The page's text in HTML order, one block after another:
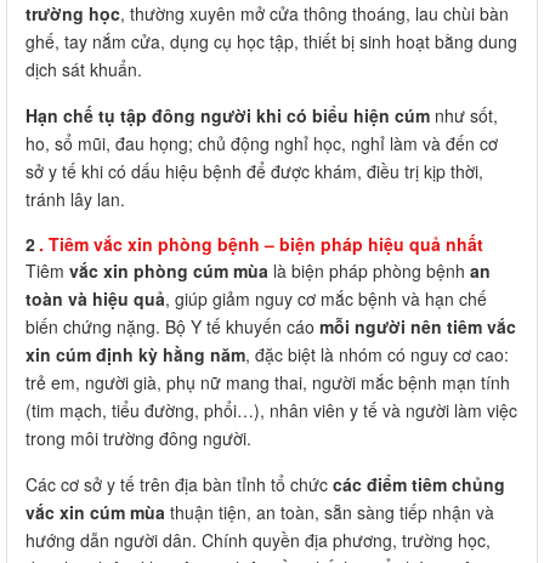
trường học, thường xuyên mở cửa thông thoáng, lau chùi bàn
ghế, tay nắm cửa, dụng cụ học tập, thiết bị sinh hoạt bằng dung
dịch sát khuẩn.
Hạn chế tụ tập đông người khi có biểu hiện cúm như sốt,
ho, sổ mũi, đau họng; chủ động nghỉ học, nghỉ làm và đến cơ
sở y tế khi có dấu hiệu bệnh để được khám, điều trị kịp thời,
tránh lây lan.
2. Tiêm vắc xin phòng bệnh – biện pháp hiệu quả nhất
Tiêm vắc xin phòng cúm mùa là biện pháp phòng bệnh an
toàn và hiệu quả, giúp giảm nguy cơ mắc bệnh và hạn chế
biến chứng nặng. Bộ Y tế khuyến cáo mỗi người nên tiêm vắc
xin cúm định kỳ hằng năm, đặc biệt là nhóm có nguy cơ cao:
trẻ em, người già, phụ nữ mang thai, người mắc bệnh mạn tính
(tim mạch, tiểu đường, phổi…), nhân viên y tế và người làm việc
trong môi trường đông người.
Các cơ sở y tế trên địa bàn tỉnh tổ chức các điểm tiêm chủng
vắc xin cúm mùa thuận tiện, an toàn, sẵn sàng tiếp nhận và
hướng dẫn người dân. Chính quyền địa phương, trường học,